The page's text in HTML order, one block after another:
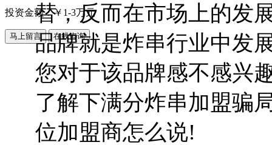
投资金额：￥ 1-3万元
替，反而在市场上的发
品牌就是炸串行业中发
您对于该品牌感不感兴
了解下满分炸串加盟骗
位加盟商怎么说!